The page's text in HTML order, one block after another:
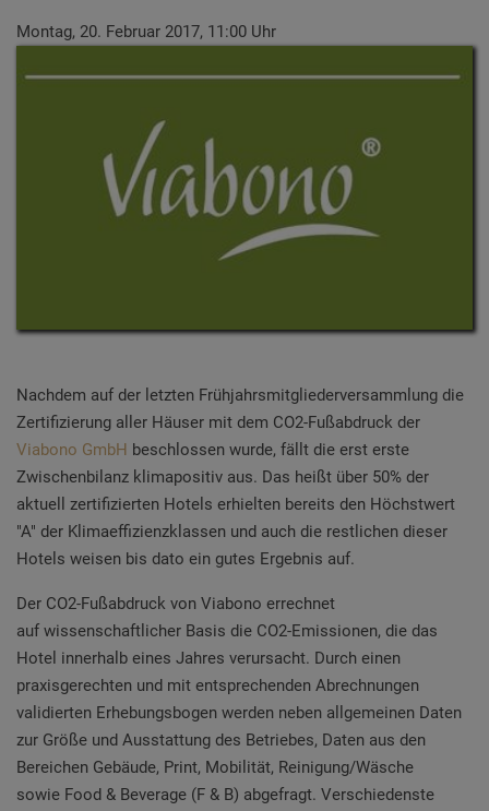
Montag, 20. Februar 2017, 11:00 Uhr
Nachdem auf der letzten Frühjahrsmitgliederversammlung die
Zertifizierung aller Häuser mit dem CO2-Fußabdruck der
Viabono GmbH beschlossen wurde, fällt die erst erste
Zwischenbilanz klimapositiv aus. Das heißt über 50% der
aktuell zertifizierten Hotels erhielten bereits den Höchstwert
"A" der Klimaeffizienzklassen und auch die restlichen dieser
Hotels weisen bis dato ein gutes Ergebnis auf.
Der CO2-Fußabdruck von Viabono errechnet
auf wissenschaftlicher Basis die CO2-Emissionen, die das
Hotel innerhalb eines Jahres verursacht. Durch einen
praxisgerechten und mit entsprechenden Abrechnungen
validierten Erhebungsbogen werden neben allgemeinen Daten
zur Größe und Ausstattung des Betriebes, Daten aus den
Bereichen Gebäude, Print, Mobilität, Reinigung/Wäsche
sowie Food & Beverage (F & B) abgefragt. Verschiedenste